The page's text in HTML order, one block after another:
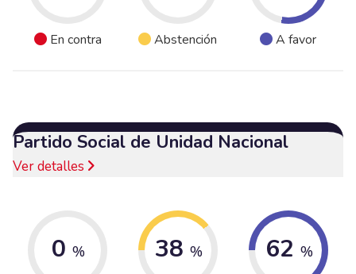
En contra Abstención A favor
Partido Social de Unidad Nacional
Ver detalles
0 % 38 % 62 %